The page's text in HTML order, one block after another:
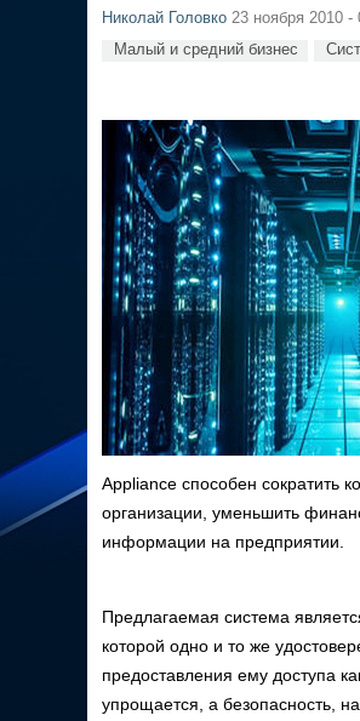
Николай Головко 23 ноября 2010 -
Малый и средний бизнес
Appliance способен сократить
организации, уменьшить
информации на предприятии.
Предлагаемая система
которой одно и то же
предоставления ему доступа
упрощается, а безопасность,